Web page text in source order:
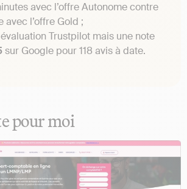
avec l’offre Autonome contre
avec l’offre Gold ;
Trustpilot mais une note
sur Google pour 118 avis à date.
pour moi